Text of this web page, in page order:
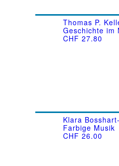
Thomas P.
Geschichte im
CHF 27.80
Klara
Farbige Musik
CHF 26.00